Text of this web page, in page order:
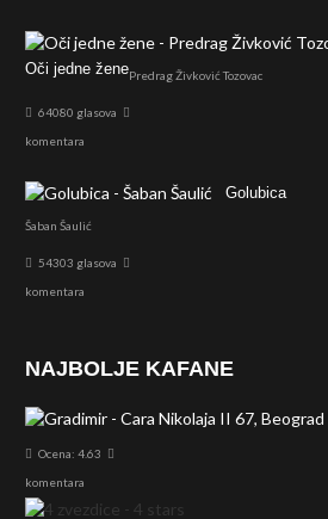
Oči jedne ženePredrag Živković Tozovac
64080 glasova
komentara
Golubica
Šaban Šaulić
54303 glasova
komentara
NAJBOLJE KAFANE
Ocena: 4.63
komentara